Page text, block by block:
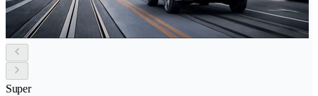
Super